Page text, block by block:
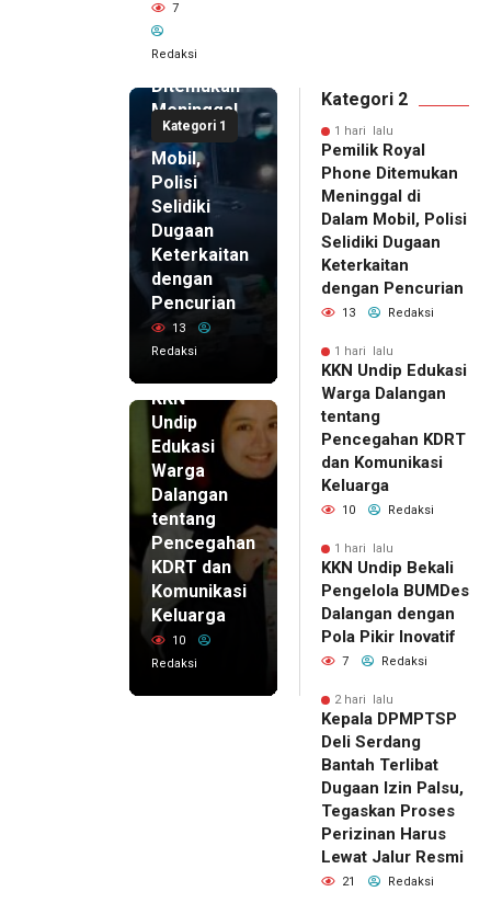
7
Redaksi
Kategori 1
Pemilik
Royal
Phone
Ditemukan
Meninggal
di Dalam
Mobil,
Polisi
Selidiki
Dugaan
Keterkaitan
dengan
Pencurian
13
Redaksi
KKN
Undip
Edukasi
Warga
Dalangan
tentang
Pencegahan
KDRT dan
Komunikasi
Keluarga
10
Redaksi
Kategori 2
1 hari lalu
Pemilik Royal
Phone Ditemukan
Meninggal di
Dalam Mobil, Polisi
Selidiki Dugaan
Keterkaitan
dengan Pencurian
13 Redaksi
1 hari lalu
KKN Undip Edukasi
Warga Dalangan
tentang
Pencegahan KDRT
dan Komunikasi
Keluarga
10 Redaksi
1 hari lalu
KKN Undip Bekali
Pengelola BUMDes
Dalangan dengan
Pola Pikir Inovatif
7 Redaksi
2 hari lalu
Kepala DPMPTSP
Deli Serdang
Bantah Terlibat
Dugaan Izin Palsu,
Tegaskan Proses
Perizinan Harus
Lewat Jalur Resmi
21 Redaksi